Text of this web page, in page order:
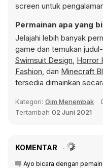
screen untuk
Permainan apa yang
Jelajahi lebih banyak
game dan temukan
Swimsuit Design, Horror
Fashion, dan Minecraft
tersedia dimainkan
Kategori: Gim Menembak
Tertambah 02 Juni 2021
KOMENTAR
Ayo bicara dengan